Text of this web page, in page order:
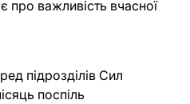
про важливість вчасної
підрозділів Сил
поспіль